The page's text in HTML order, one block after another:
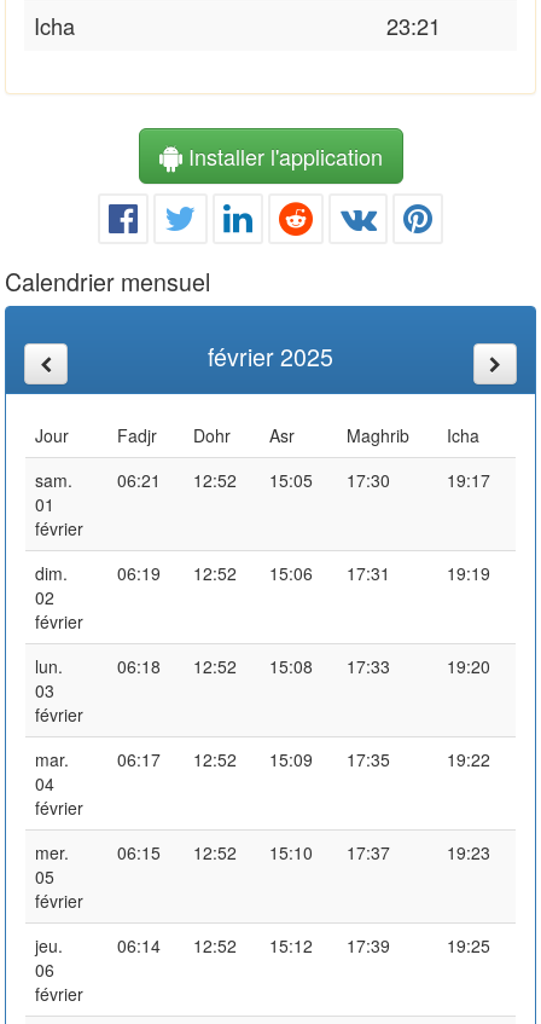
Icha
23:21
Installer l'application
Calendrier mensuel
février 2025
Jour Fadjr Dohr Asr Maghrib
Icha
sam.
01
février
06:21 12:52 15:05 17:30 19:17
dim.
02
février
06:19 12:52 15:06 17:31 19:19
lun.
03
février
06:18 12:52 15:08 17:33 19:20
mar.
04
février
06:17 12:52 15:09 17:35 19:22
mer.
05
février
06:15 12:52 15:10 17:37 19:23
jeu.
06
février
06:14 12:52 15:12 17:39 19:25